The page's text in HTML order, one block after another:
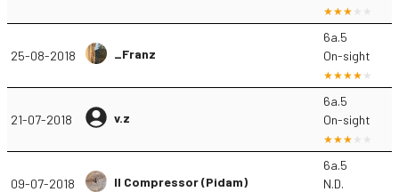
25-08-2018 _Franz
6a.5
On-sight
21-07-2018 v.z
6a.5
On-sight
09-07-2018 Il Compressor (Pidam)
6a.5
N.D.